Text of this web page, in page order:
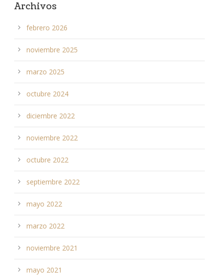
Archivos
febrero 2026
noviembre 2025
marzo 2025
octubre 2024
diciembre 2022
noviembre 2022
octubre 2022
septiembre 2022
mayo 2022
marzo 2022
noviembre 2021
mayo 2021